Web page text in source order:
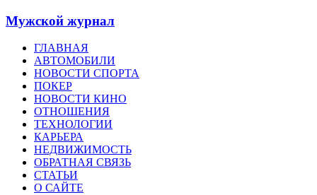
Мужской журнал
ГЛАВНАЯ
АВТОМОБИЛИ
НОВОСТИ СПОРТА
ПОКЕР
НОВОСТИ КИНО
ОТНОШЕНИЯ
ТЕХНОЛОГИИ
КАРЬЕРА
НЕДВИЖИМОСТЬ
ОБРАТНАЯ СВЯЗЬ
СТАТЬИ
О САЙТЕ